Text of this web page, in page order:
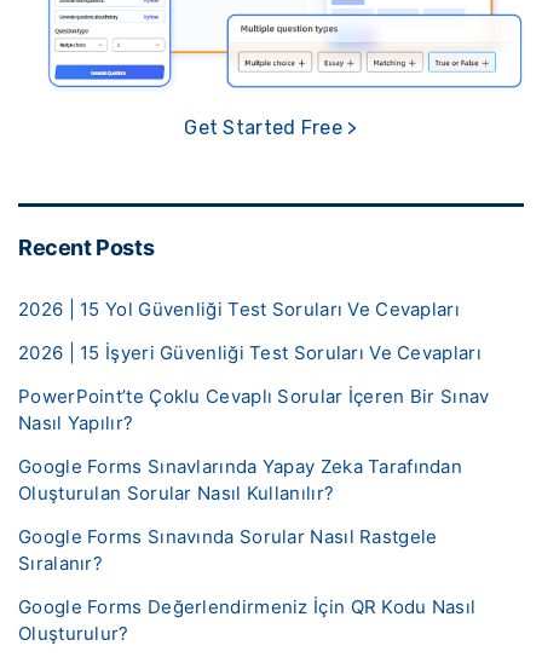
Get Started Free >
Recent Posts
2026 | 15 Yol Güvenliği Test Soruları Ve Cevapları
2026 | 15 İşyeri Güvenliği Test Soruları Ve Cevapları
PowerPoint’te Çoklu Cevaplı Sorular İçeren Bir Sınav
Nasıl Yapılır?
Google Forms Sınavlarında Yapay Zeka Tarafından
Oluşturulan Sorular Nasıl Kullanılır?
Google Forms Sınavında Sorular Nasıl Rastgele
Sıralanır?
Google Forms Değerlendirmeniz İçin QR Kodu Nasıl
Oluşturulur?